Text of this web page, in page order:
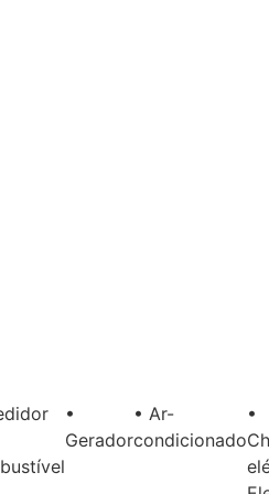
•
Gerador
• Ar-
condicionado
•